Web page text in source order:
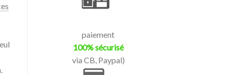
paiement
100% sécurisé
via CB, Paypal)